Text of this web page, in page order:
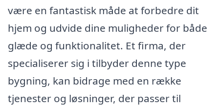
være en fantastisk måde at forbedre dit
hjem og udvide dine muligheder for både
glæde og funktionalitet. Et firma, der
specialiserer sig i tilbyder denne type
bygning, kan bidrage med en række
tjenester og løsninger, der passer til